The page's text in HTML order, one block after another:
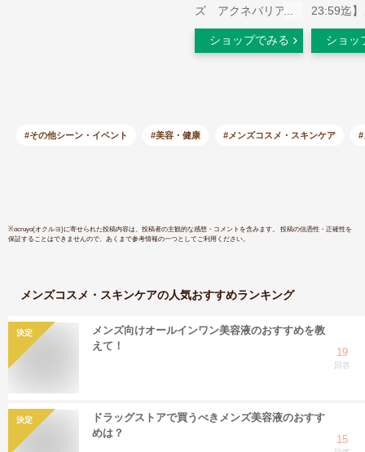
ズ アクネバリア
薬用スポッツ
(9.7mL) ニキビ用
ショップでみる
23:59迄
薬用 しみ
プレミア
ショッ
#その他シーン・イベント #美容・健康 #メンズコスメ・スキンケア #
※ocruyo(オクルヨ)に寄せられた投稿内容は、投稿者の主観的な感想・コメントを含みます。 投稿の信憑性・正確性を
保証することはできませんので、あくまで参考情報の一つとしてご利用ください。
メンズコスメ・スキンケアの人気おすすめランキング
決定
メンズ向けオールインワン美容液のおすすめを教
えて！
19
回答
決定
ドラッグストアで買うべきメンズ美容液のおすす
めは？
15